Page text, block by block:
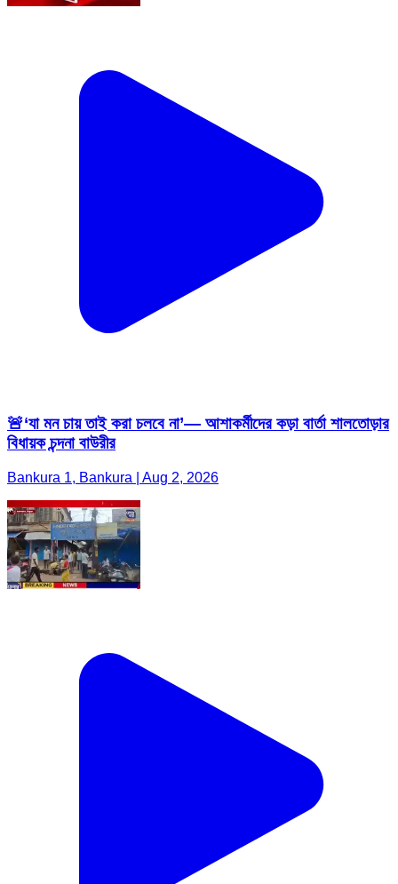
🚨‘যা মন চায় তাই করা চলবে না’— আশাকর্মীদের কড়া বার্তা শালতোড়ার
বিধায়ক চন্দনা বাউরীর
Bankura 1, Bankura | Aug 2, 2026